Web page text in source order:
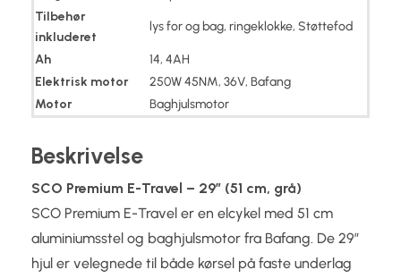
Tilbehør
inkluderet
lys for og bag, ringeklokke, Støttefod
Ah
14, 4AH
Elektrisk motor
250W 45NM, 36V, Bafang
Motor
Baghjulsmotor
Beskrivelse
SCO Premium E-Travel – 29″ (51 cm, grå)
SCO Premium E-Travel er en elcykel med 51 cm
aluminiumsstel og baghjulsmotor fra Bafang. De 29″
hjul er velegnede til både kørsel på faste underlag